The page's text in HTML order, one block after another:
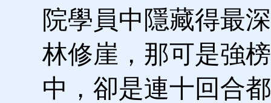
院學員中隱藏得最
林修崖，那可是強
中，卻是連十回合